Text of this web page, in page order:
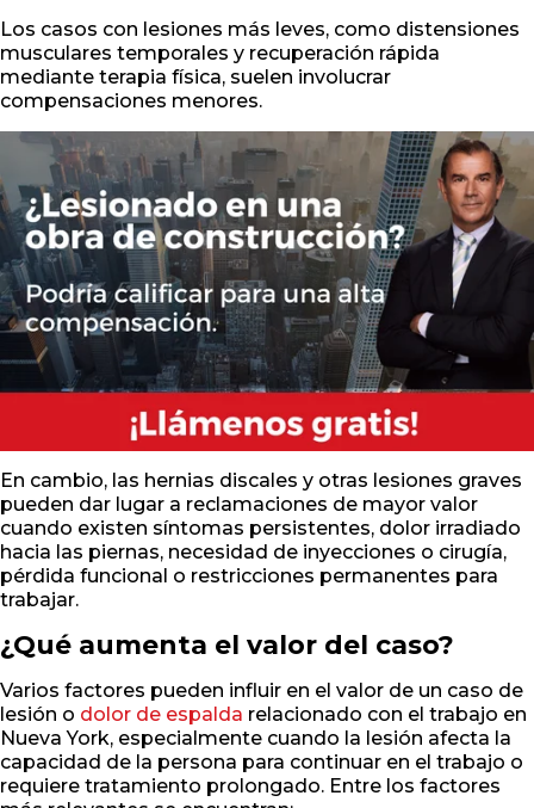
Los casos con lesiones más leves, como distensiones
musculares temporales y recuperación rápida
mediante terapia física, suelen involucrar
compensaciones menores.
En cambio, las hernias discales y otras lesiones graves
pueden dar lugar a reclamaciones de mayor valor
cuando existen síntomas persistentes, dolor irradiado
hacia las piernas, necesidad de inyecciones o cirugía,
pérdida funcional o restricciones permanentes para
trabajar.
¿Qué aumenta el valor del caso?
Varios factores pueden influir en el valor de un caso de
lesión o dolor de espalda relacionado con el trabajo en
Nueva York, especialmente cuando la lesión afecta la
capacidad de la persona para continuar en el trabajo o
requiere tratamiento prolongado. Entre los factores